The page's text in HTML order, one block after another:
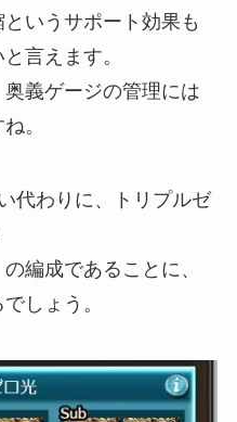
いうサポート効果も
言えます。
義ゲージの管理には
。
代わりに、トリプルゼ
編成であることに、
しょう。